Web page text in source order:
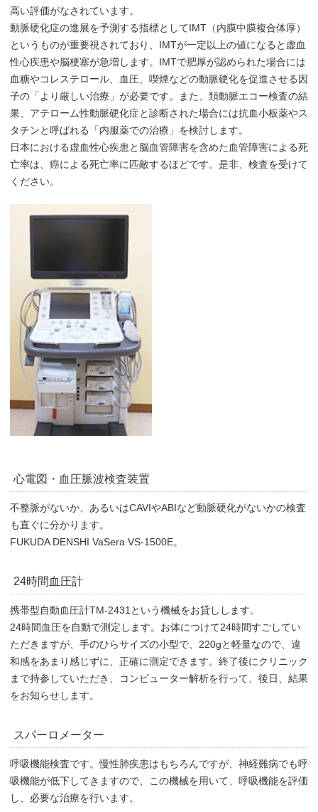
高い評価がなされています。
動脈硬化症の進展を予測する指標としてIMT（内膜中膜複合体厚）
というものが重要視されており、IMTが一定以上の値になると虚血
性心疾患や脳梗塞が急増します。IMTで肥厚が認められた場合には
血糖やコレステロール、血圧、喫煙などの動脈硬化を促進させる因
子の「より厳しい治療」が必要です。また、頚動脈エコー検査の結
果、アテローム性動脈硬化症と診断された場合には抗血小板薬やス
タチンと呼ばれる「内服薬での治療」を検討します。
日本における虚血性心疾患と脳血管障害を含めた血管障害による死
亡率は、癌による死亡率に匹敵するほどです。是非、検査を受けて
ください。
心電図・血圧脈波検査装置
不整脈がないか、あるいはCAVIやABIなど動脈硬化がないかの検査
も直ぐに分かります。
FUKUDA DENSHI VaSera VS-1500E。
24時間血圧計
携帯型自動血圧計TM-2431という機械をお貸しします。
24時間血圧を自動で測定します。お体につけて24時間すごしてい
ただきますが、手のひらサイズの小型で、220gと軽量なので、違
和感をあまり感じずに、正確に測定できます。終了後にクリニック
まで持参していただき、コンピューター解析を行って、後日、結果
をお知らせします。
スパーロメーター
呼吸機能検査です。慢性肺疾患はもちろんですが、神経難病でも呼
吸機能が低下してきますので、この機械を用いて、呼吸機能を評価
し、必要な治療を行います。